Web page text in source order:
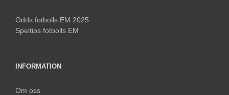
Odds fotbolls EM 2025
Speltips fotbolls EM
INFORMATION
Om oss